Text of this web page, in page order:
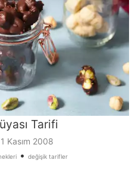
Tarifi
Kasım 2008
• değişik tarifler